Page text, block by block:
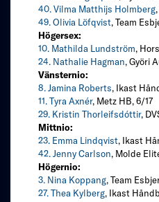
40. Vilma Matthijs Holmberg
49. Olivia Löfqvist, Team
Högersex:
10. Mathilda Lundström,
24. Nathalie Hagman, Györi
Vänsternio:
8. Jamina Roberts, Ikast
11. Tyra Axnér, Metz HB, 6/17
29. Kristin Thorleifsdóttir,
Mittnio:
23. Emma Lindqvist, Ikast
42. Jenny Carlson, Molde
Högernio:
3. Nina Koppang, Team
27. Thea Kylberg, Ikast